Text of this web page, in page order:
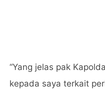
“Yang jelas pak
kepada saya terkait